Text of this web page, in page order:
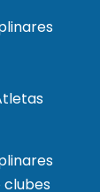
clubes